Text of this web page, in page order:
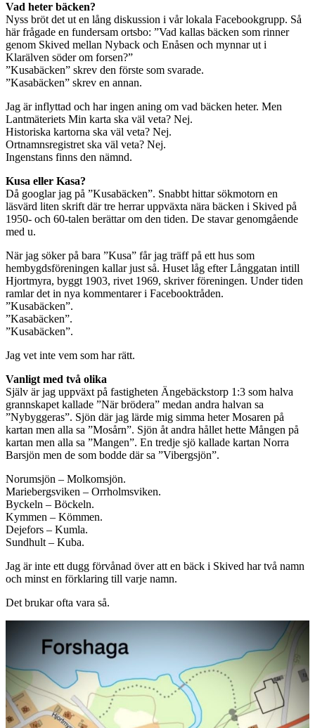
Vad heter bäcken?
Nyss bröt det ut en lång diskussion i vår lokala Facebookgrupp. Så
här frågade en fundersam ortsbo: ”Vad kallas bäcken som rinner
genom Skived mellan Nyback och Enåsen och mynnar ut i
Klarälven söder om forsen?”
”Kusabäcken” skrev den förste som svarade.
”Kasabäcken” skrev en annan.
Jag är inflyttad och har ingen aning om vad bäcken heter. Men
Lantmäteriets Min karta ska väl veta? Nej.
Historiska kartorna ska väl veta? Nej.
Ortnamnsregistret ska väl veta? Nej.
Ingenstans finns den nämnd.
Kusa eller Kasa?
Då googlar jag på ”Kusabäcken”. Snabbt hittar sökmotorn en
läsvärd liten skrift där tre herrar uppväxta nära bäcken i Skived på
1950- och 60-talen berättar om den tiden. De stavar genomgående
med u.
När jag söker på bara ”Kusa” får jag träff på ett hus som
hembygdsföreningen kallar just så. Huset låg efter Långgatan intill
Hjortmyra, byggt 1903, rivet 1969, skriver föreningen. Under tiden
ramlar det in nya kommentarer i Facebooktråden.
”Kusabäcken”.
”Kasabäcken”.
”Kusabäcken”.
Jag vet inte vem som har rätt.
Vanligt med två olika
Själv är jag uppväxt på fastigheten Ängebäckstorp 1:3 som halva
grannskapet kallade ”När brödera” medan andra halvan sa
”Nybyggeras”. Sjön där jag lärde mig simma heter Mosaren på
kartan men alla sa ”Mosårn”. Sjön åt andra hållet hette Mången på
kartan men alla sa ”Mangen”. En tredje sjö kallade kartan Norra
Barsjön men de som bodde där sa ”Vibergsjön”.
Norumsjön – Molkomsjön.
Mariebergsviken – Orrholmsviken.
Byckeln – Böckeln.
Kymmen – Kömmen.
Dejefors – Kumla.
Sundhult – Kuba.
Jag är inte ett dugg förvånad över att en bäck i Skived har två namn
och minst en förklaring till varje namn.
Det brukar ofta vara så.